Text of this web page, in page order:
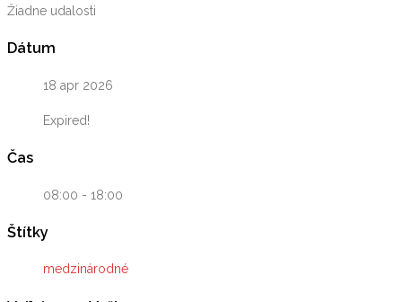
Žiadne udalosti
Dátum
18 apr 2026
Expired!
Čas
08:00 - 18:00
Štítky
medzinárodné